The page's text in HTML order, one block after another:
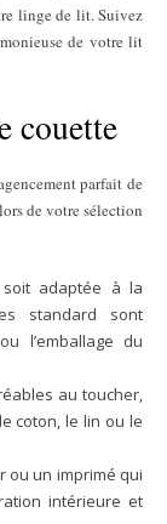
linge de lit. Suivez
de votre lit
couette
parfait de
de votre sélection
adaptée à la
standard sont
l’emballage du
au toucher,
coton, le lin ou le
ou un imprimé qui
intérieure et